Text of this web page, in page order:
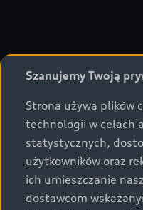
Szanujemy Twoją
Strona używa plików
technologii w celach
statystycznych,
użytkowników oraz
ich umieszczanie
dostawcom